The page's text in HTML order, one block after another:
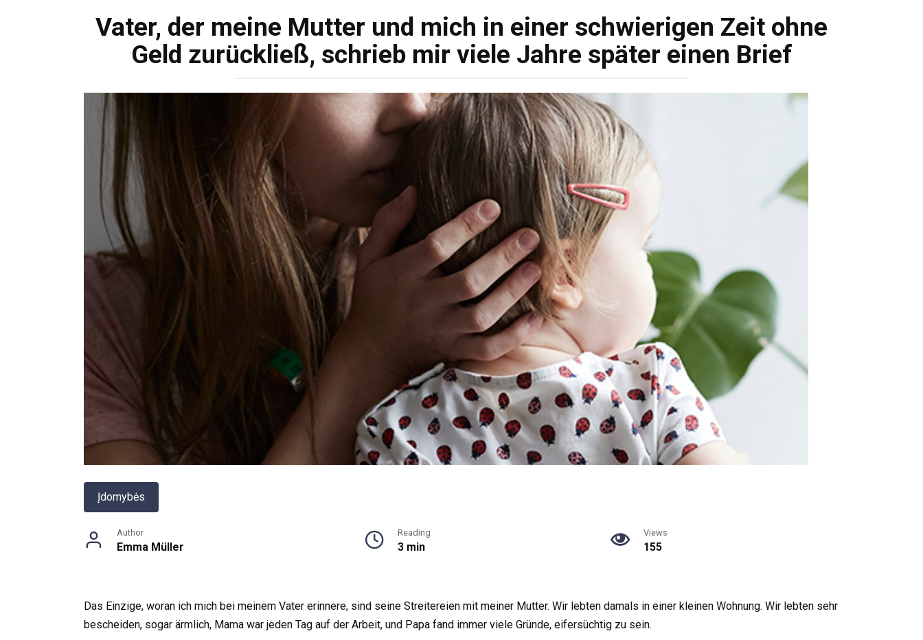
Vater, der meine Mutter und mich in einer schwierigen Zeit ohne
Geld zurückließ, schrieb mir viele Jahre später einen Brief
Įdomybės
Author
Emma Müller
Reading
3 min
Views
155
Das Einzige, woran ich mich bei meinem Vater erinnere, sind seine Streitereien mit meiner Mutter. Wir lebten damals in einer kleinen Wohnung. Wir lebten sehr
bescheiden, sogar ärmlich, Mama war jeden Tag auf der Arbeit, und Papa fand immer viele Gründe, eifersüchtig zu sein.